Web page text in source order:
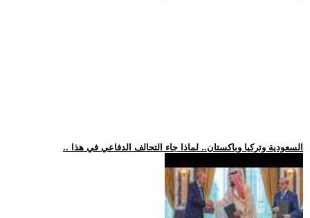
.. السعودية وتركيا وباكستان.. لماذا جاء التحالف الدفاعي في هذا